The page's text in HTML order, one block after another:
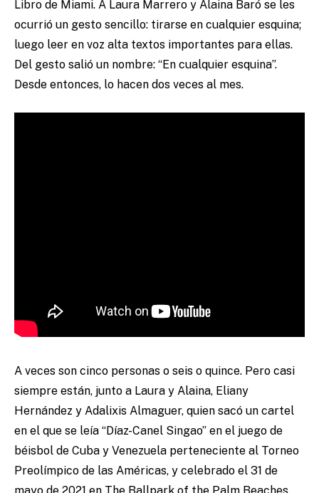
Libro de Miami. A Laura Marrero y Alaina Baró se les
ocurrió un gesto sencillo: tirarse en cualquier esquina;
luego leer en voz alta textos importantes para ellas.
Del gesto salió un nombre: “En cualquier esquina”.
Desde entonces, lo hacen dos veces al mes.
A veces son cinco personas o seis o quince. Pero casi
siempre están, junto a Laura y Alaina, Eliany
Hernández y Adalixis Almaguer, quien sacó un cartel
en el que se leía “Díaz-Canel Singao” en el juego de
béisbol de Cuba y Venezuela perteneciente al Torneo
Preolímpico de las Américas, y celebrado el 31 de